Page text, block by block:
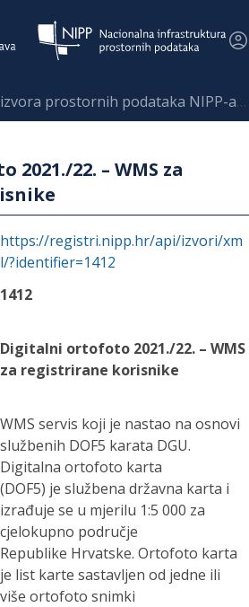
prostornih podataka NIPP-a
22. – WMS za
https://registri.nipp.hr/api/izvori/xm
l/?identifier=1412
1412
Digitalni ortofoto 2021./22. – WMS
za registrirane korisnike
WMS servis koji je nastao na osnovi
službenih DOF5 karata DGU.
Digitalna ortofoto karta
(DOF5) je službena državna karta i
izrađuje se u mjerilu 1:5 000 za
cjelokupno područje
Republike Hrvatske. Ortofoto karta
je list karte sastavljen od jedne ili
više ortofoto snimki